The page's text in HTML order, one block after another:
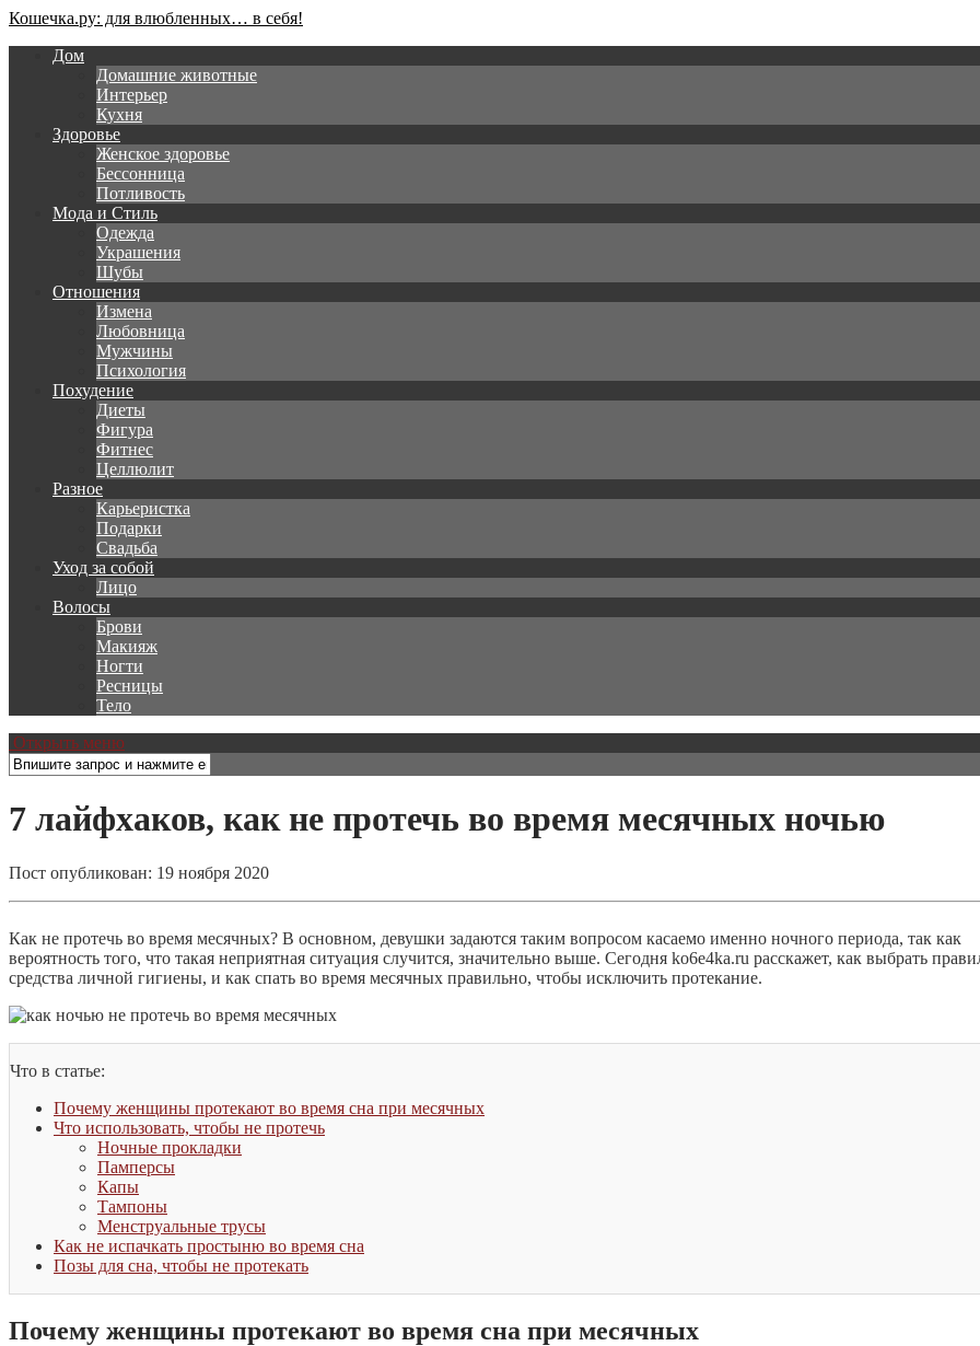
Кошечка.ру: для влюбленных… в себя!
Дом
Домашние животные
Интерьер
Кухня
Здоровье
Женское здоровье
Бессонница
Потливость
Мода и Стиль
Одежда
Украшения
Шубы
Отношения
Измена
Любовница
Мужчины
Психология
Похудение
Диеты
Фигура
Фитнес
Целлюлит
Разное
Карьеристка
Подарки
Свадьба
Уход за собой
Лицо
Волосы
Брови
Макияж
Ногти
Ресницы
Тело
Открыть меню
7 лайфхаков, как не протечь во время месячных ночью
Пост опубликован: 19 ноября 2020
Как не протечь во время месячных? В основном, девушки задаются таким вопросом касаемо именно ночного периода, так как
вероятность того, что такая неприятная ситуация случится, значительно выше. Сегодня ko6e4ka.ru расскажет, как выбрать
средства личной гигиены, и как спать во время месячных правильно, чтобы исключить протекание.
Что в статье:
Почему женщины протекают во время сна при месячных
Что использовать, чтобы не протечь
Ночные прокладки
Памперсы
Капы
Тампоны
Менструальные трусы
Как не испачкать простыню во время сна
Позы для сна, чтобы не протекать
Почему женщины протекают во время сна при месячных